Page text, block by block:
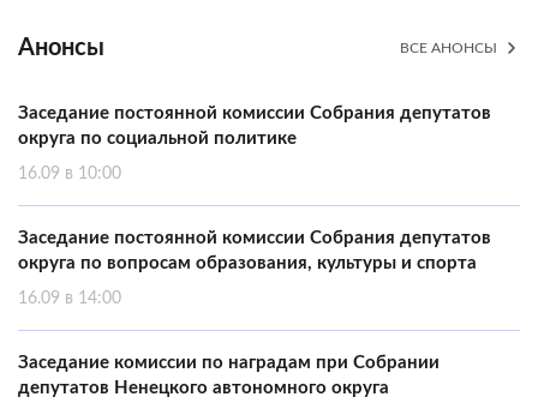
Анонсы ВСЕ АНОНСЫ
Заседание постоянной комиссии Собрания депутатов
округа по социальной политике
16.09 в 10:00
Заседание постоянной комиссии Собрания депутатов
округа по вопросам образования, культуры и спорта
16.09 в 14:00
Заседание комиссии по наградам при Собрании
депутатов Ненецкого автономного округа